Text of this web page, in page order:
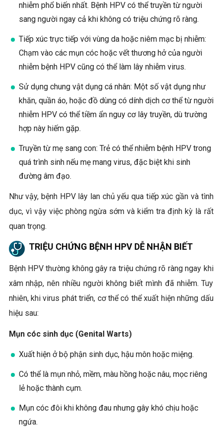
nhiễm phổ biến nhất. Bệnh HPV có thể truyền từ người
sang người ngay cả khi không có triệu chứng rõ ràng.
Tiếp xúc trực tiếp với vùng da hoặc niêm mạc bị nhiễm:
Chạm vào các mụn cóc hoặc vết thương hở của người
nhiễm bệnh HPV cũng có thể làm lây nhiễm virus.
Sử dụng chung vật dụng cá nhân: Một số vật dụng như
khăn, quần áo, hoặc đồ dùng có dính dịch cơ thể từ người
nhiễm HPV có thể tiềm ẩn nguy cơ lây truyền, dù trường
hợp này hiếm gặp.
Truyền từ mẹ sang con: Trẻ có thể nhiễm bệnh HPV trong
quá trình sinh nếu mẹ mang virus, đặc biệt khi sinh
đường âm đạo.
Như vậy, bệnh HPV lây lan chủ yếu qua tiếp xúc gần và tình
dục, vì vậy việc phòng ngừa sớm và kiểm tra định kỳ là rất
quan trọng.
TRIỆU CHỨNG BỆNH HPV DỄ NHẬN BIẾT
Bệnh HPV thường không gây ra triệu chứng rõ ràng ngay khi
xâm nhập, nên nhiều người không biết mình đã nhiễm. Tuy
nhiên, khi virus phát triển, cơ thể có thể xuất hiện những dấu
hiệu sau:
Mụn cóc sinh dục (Genital Warts)
Xuất hiện ở bộ phận sinh dục, hậu môn hoặc miệng.
Có thể là mụn nhỏ, mềm, màu hồng hoặc nâu, mọc riêng
lẻ hoặc thành cụm.
Mụn cóc đôi khi không đau nhưng gây khó chịu hoặc
ngứa.